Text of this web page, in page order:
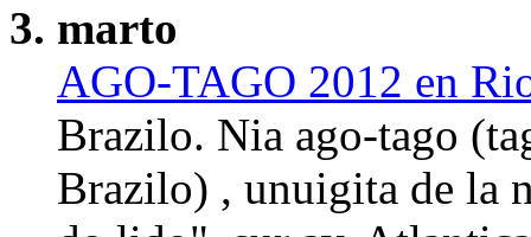
3. marto
AGO-TAGO 2012 en
Brazilo. Nia ago-tago
Brazilo) , unuigita de la